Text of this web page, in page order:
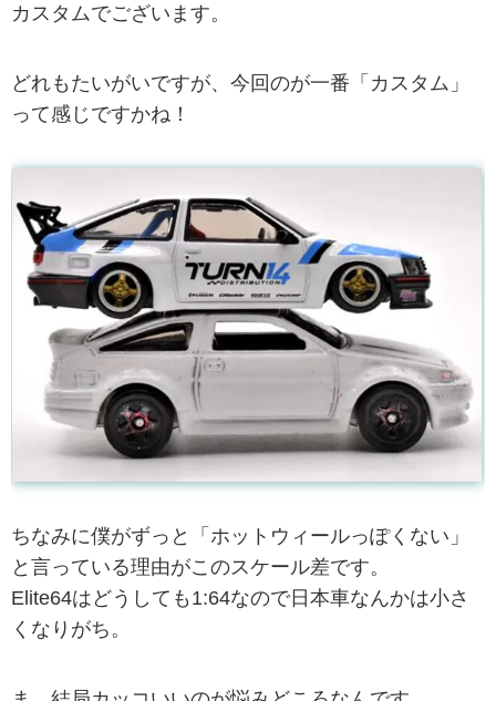
カスタムでございます。
どれもたいがいですが、今回のが一番「カスタム」
って感じですかね！
ちなみに僕がずっと「ホットウィールっぽくない」
と言っている理由がこのスケール差です。
Elite64はどうしても1:64なので日本車なんかは小さ
くなりがち。